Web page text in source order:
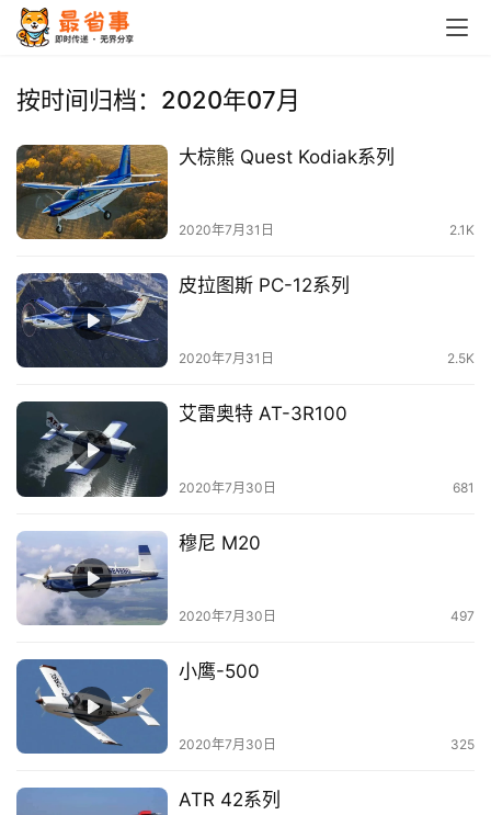
按时间归档：2020年07月
大棕熊 Quest Kodiak系列
2020年7月31日 2.1K
皮拉图斯 PC-12系列
2020年7月31日 2.5K
艾雷奥特 AT-3R100
2020年7月30日 681
穆尼 M20
2020年7月30日 497
小鹰-500
2020年7月30日 325
ATR 42系列